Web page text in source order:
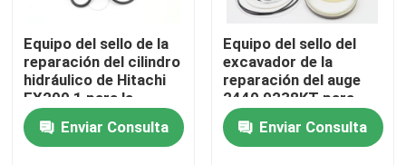
equipo del sello del jcb
Equipo del sello de KOMATSU
Equipo del sello de la
reparación del cilindro
hidráulico de Hitachi
EX200 1 para la
válvula de control del
excavadorEnviar Consulta
Equipo del sello del
excavador de la
reparación del auge
2440 9238KT para
Daewoo DH300 5
DH300 7Enviar Consulta